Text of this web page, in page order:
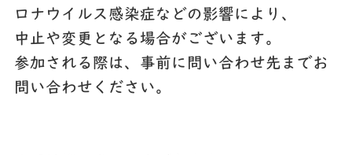
ロナウイルス感染症などの影響により、
中止や変更となる場合がございます。
参加される際は、事前に問い合わせ先までお
問い合わせください。